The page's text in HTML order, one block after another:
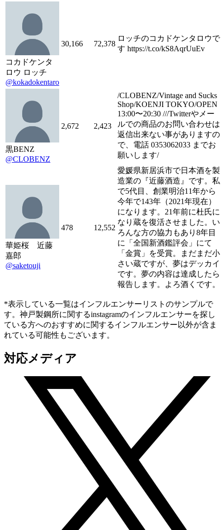
コカドケンタ
ロウ ロッチ
@kokadokentaro
30,166 72,378
ロッチのコカドケンタロウで
す https://t.co/kS8AqrUuEv
黒BENZ
@CLOBENZ
2,672 2,423
/CLOBENZ/Vintage and Sucks
Shop/KOENJI TOKYO/OPEN
13:00〜20:30 ///Twitterやメー
ルでの商品のお問い合わせは
返信出来ない事がありますの
で、電話 0353062033 までお
願いします/
華姫桜 近藤
嘉郎
@saketouji
478 12,552
愛媛県新居浜市で日本酒を製
造業の『近藤酒造』です。私
で5代目、創業明治11年から
今年で143年（2021年現在）
になります。21年前に杜氏に
なり蔵を復活させました。い
ろんな方の協力もあり8年目
に「全国新酒鑑評会」にて
「金賞」を受賞。まだまだ小
さい蔵ですが、夢はデッカイ
です。夢の内容は達成したら
報告します。よろ酒くです。
*表示している一覧はインフルエンサーリストのサンプルで
す。神戸製鋼所に関するinstagramのインフルエンサーを探し
ている方へのおすすめに関するインフルエンサー以外が含ま
れている可能性もございます。
対応メディア